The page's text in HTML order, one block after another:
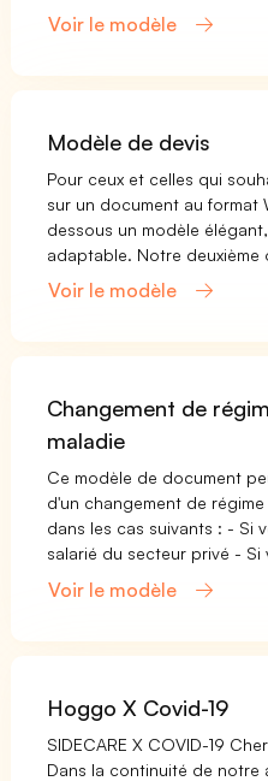
Voir le modèle
Modèle de devis
Pour ceux et celles qui
sur un document au
dessous un modèle
adaptable. Notre deuxième
Voir le modèle
Changement de
maladie
Ce modèle de document
d'un changement de
dans les cas suivants : - Si
salarié du secteur privé - Si
Voir le modèle
Hoggo X Covid-19
SIDECARE X COVID-19
Dans la continuité de notre